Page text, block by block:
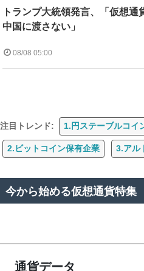
トランプ大統領発言、「仮想通
中国に渡さない」
08/08 05:00
注目トレンド: 1.円ステーブルコイ
2.ビットコイン保有企業 3.アル
今から始める仮想通貨特集
通貨データ